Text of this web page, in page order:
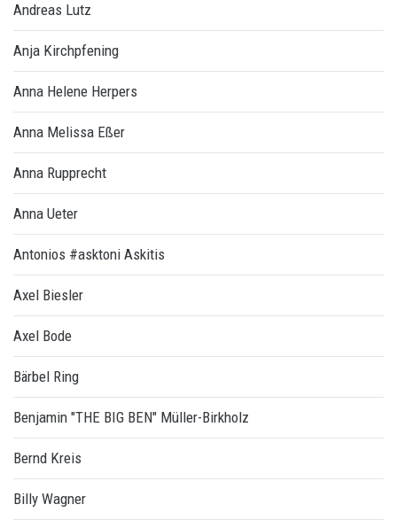
Andreas Lutz
Anja Kirchpfening
Anna Helene Herpers
Anna Melissa Eßer
Anna Rupprecht
Anna Ueter
Antonios #asktoni Askitis
Axel Biesler
Axel Bode
Bärbel Ring
Benjamin "THE BIG BEN" Müller-Birkholz
Bernd Kreis
Billy Wagner